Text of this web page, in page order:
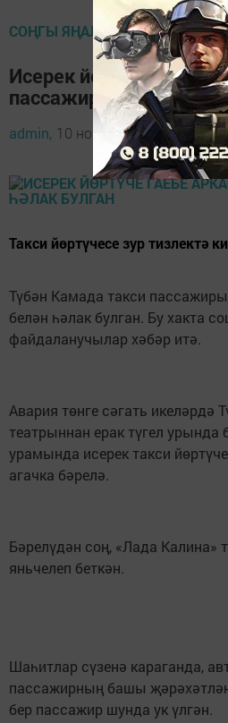
СОҢГЫ ЯҢАЛЫКЛАР
Исерек йөртүче гаебе
пассажир һәлак булган
admin, 10 ноябрь 2019 - 20:46
Такси йөртүчесе зур тизлектә
Түбән Камада такси
белән һәлак булган. Бу хакта
файдаланучылар хәбәр итә.
Авария төнге сәгать икеләрдә
театрыннан ерак түгел урында
урамында исерек такси
агачка бәрелә.
Бәрелүдән соң, «Лада Калина»
яньчелеп беткән.
Шаһитлар сүзенә караганда,
пассажирның башы
бер пассажир шунда ук үлгән.